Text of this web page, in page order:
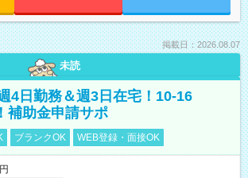
掲載日：2026.08.07
未読
4日勤務＆週3日在宅！10-16
補助金申請サポ
ブランクOK WEB登録・面接OK